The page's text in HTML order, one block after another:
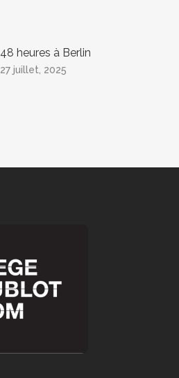
48 heures à Berlin
27 juillet, 2025